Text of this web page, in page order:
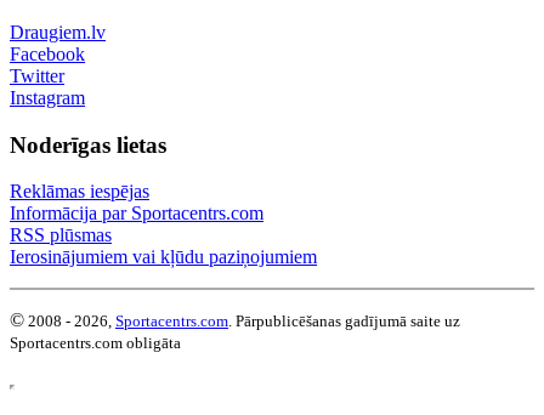
Draugiem.lv
Facebook
Twitter
Instagram
Noderīgas lietas
Reklāmas iespējas
Informācija par Sportacentrs.com
RSS plūsmas
Ierosinājumiem vai kļūdu paziņojumiem
© 2008 - 2026, Sportacentrs.com. Pārpublicēšanas gadījumā saite uz
Sportacentrs.com obligāta